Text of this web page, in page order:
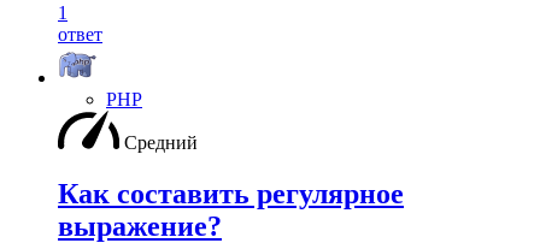
1
ответ
PHP
Средний
Как составить регулярное
выражение?